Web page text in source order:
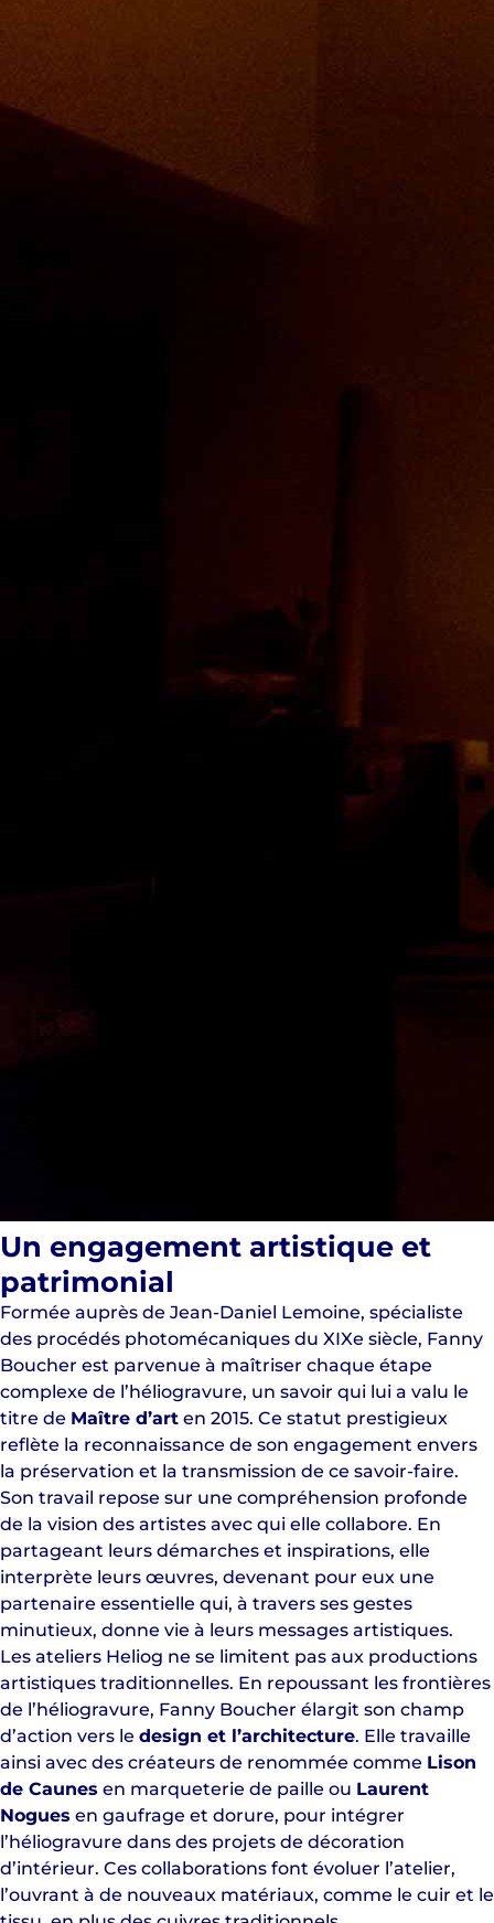
Un engagement artistique et
patrimonial
Formée auprès de Jean-Daniel Lemoine, spécialiste
des procédés photomécaniques du XIXe siècle, Fanny
Boucher est parvenue à maîtriser chaque étape
complexe de l’héliogravure, un savoir qui lui a valu le
titre de Maître d’art en 2015. Ce statut prestigieux
reflète la reconnaissance de son engagement envers
la préservation et la transmission de ce savoir-faire.
Son travail repose sur une compréhension profonde
de la vision des artistes avec qui elle collabore. En
partageant leurs démarches et inspirations, elle
interprète leurs œuvres, devenant pour eux une
partenaire essentielle qui, à travers ses gestes
minutieux, donne vie à leurs messages artistiques.
Les ateliers Heliog ne se limitent pas aux productions
artistiques traditionnelles. En repoussant les frontières
de l’héliogravure, Fanny Boucher élargit son champ
d’action vers le design et l’architecture. Elle travaille
ainsi avec des créateurs de renommée comme Lison
de Caunes en marqueterie de paille ou Laurent
Nogues en gaufrage et dorure, pour intégrer
l’héliogravure dans des projets de décoration
d’intérieur. Ces collaborations font évoluer l’atelier,
l’ouvrant à de nouveaux matériaux, comme le cuir et le